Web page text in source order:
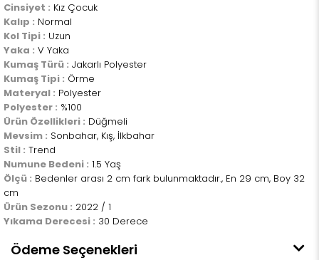
Cinsiyet : Kız Çocuk
Kalıp : Normal
Kol Tipi : Uzun
Yaka : V Yaka
Kumaş Türü : Jakarlı Polyester
Kumaş Tipi : Örme
Materyal : Polyester
Polyester : %100
Ürün Özellikleri : Düğmeli
Mevsim : Sonbahar, Kış, İlkbahar
Stil : Trend
Numune Bedeni : 1.5 Yaş
Ölçü : Bedenler arası 2 cm fark bulunmaktadır., En 29 cm, Boy 32
cm
Ürün Sezonu : 2022 / 1
Yıkama Derecesi : 30 Derece
Ödeme Seçenekleri